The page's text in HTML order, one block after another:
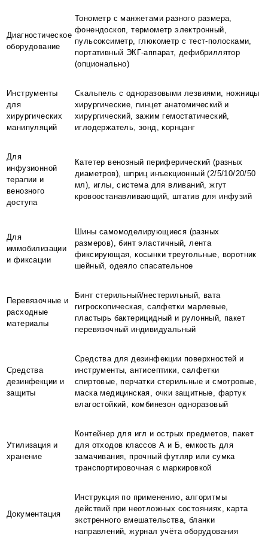
Диагностическое
оборудование
Тонометр с манжетами разного размера,
фонендоскоп, термометр электронный,
пульсоксиметр, глюкометр с тест-полосками,
портативный ЭКГ-аппарат, дефибриллятор
(опционально)
Инструменты
для
хирургических
манипуляций
Скальпель с одноразовыми лезвиями, ножницы
хирургические, пинцет анатомический и
хирургический, зажим гемостатический,
иглодержатель, зонд, корнцанг
Для
инфузионной
терапии и
венозного
доступа
Катетер венозный периферический (разных
диаметров), шприц инъекционный (2/5/10/20/50
мл), иглы, система для вливаний, жгут
кровоостанавливающий, штатив для инфузий
Для
иммобилизации
и фиксации
Шины самомоделирующиеся (разных
размеров), бинт эластичный, лента
фиксирующая, косынки треугольные, воротник
шейный, одеяло спасательное
Перевязочные и
расходные
материалы
Бинт стерильный/нестерильный, вата
гигроскопическая, салфетки марлевые,
пластырь бактерицидный и рулонный, пакет
перевязочный индивидуальный
Средства
дезинфекции и
защиты
Средства для дезинфекции поверхностей и
инструменты, антисептики, салфетки
спиртовые, перчатки стерильные и смотровые,
маска медицинская, очки защитные, фартук
влагостойкий, комбинезон одноразовый
Утилизация и
хранение
Контейнер для игл и острых предметов, пакет
для отходов классов А и Б, емкость для
замачивания, прочный футляр или сумка
транспортировочная с маркировкой
Документация
Инструкция по применению, алгоритмы
действий при неотложных состояниях, карта
экстренного вмешательства, бланки
направлений, журнал учёта оборудования